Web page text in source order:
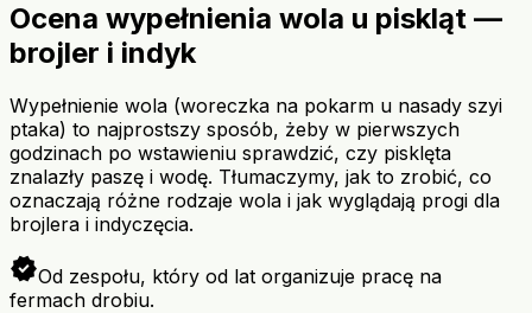
Ocena wypełnienia wola u piskląt —
brojler i indyk
Wypełnienie wola (woreczka na pokarm u nasady szyi
ptaka) to najprostszy sposób, żeby w pierwszych
godzinach po wstawieniu sprawdzić, czy pisklęta
znalazły paszę i wodę. Tłumaczymy, jak to zrobić, co
oznaczają różne rodzaje wola i jak wyglądają progi dla
brojlera i indyczęcia.
verifiedOd zespołu, który od lat organizuje pracę na
fermach drobiu.